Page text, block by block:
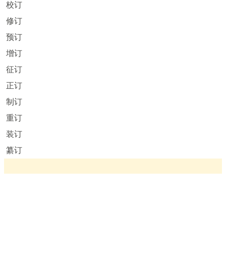
校订
修订
预订
增订
征订
正订
制订
重订
装订
纂订